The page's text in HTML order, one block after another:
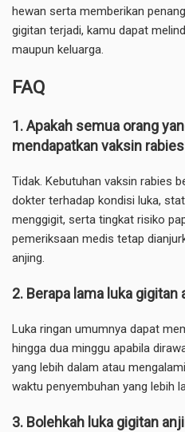
hewan serta memberikan
gigitan terjadi, kamu dapat
maupun keluarga.
FAQ
1. Apakah semua orang
mendapatkan vaksin
Tidak. Kebutuhan vaksin rabies
dokter terhadap kondisi luka,
menggigit, serta tingkat risiko
pemeriksaan medis tetap
anjing.
2. Berapa lama luka
Luka ringan umumnya dapat
hingga dua minggu apabila
yang lebih dalam atau
waktu penyembuhan yang lebih
3. Bolehkah luka gigitan